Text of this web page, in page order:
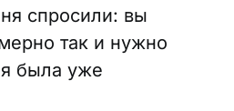
спросили: вы
так и нужно
я была уже